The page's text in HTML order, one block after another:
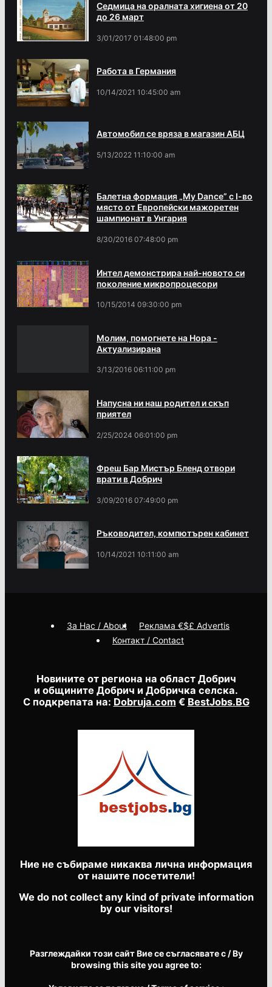
Седмица на оралната хигиена от 20
до 26 март
3/01/2017 01:48:00 pm
Работа в Германия
10/14/2021 10:45:00 am
Автомобил се вряза в магазин АБЦ
5/13/2022 11:10:00 am
Балетна формация „My Dance” с І-во
място от Европейски мажоретен
шампионат в Унгария
8/30/2016 07:48:00 pm
Интел демонстрира най-новото си
поколение микропроцесори
10/15/2014 09:30:00 pm
Молим, помогнете на Нора -
Актуализирана
3/13/2016 06:11:00 pm
Напусна ни наш родител и скъп
приятел
2/25/2024 06:01:00 pm
Фреш Бар Мистър Бленд отвори
врати в Добрич
3/09/2016 07:49:00 pm
Ръководител, компютърен кабинет
10/14/2021 10:11:00 am
Новините от региона на област Добрич
и общините Добрич и Добричка селска.
С подкрепата на: Dobruja.com € BestJobs.BG
Ние не събираме никаква лична информация
от нашите посетители!
We do not collect any kind of private information
by our visitors!
Разглеждайки този сайт Вие се съгласявате с / By
browsing this site you agree to:
За Нас / About
Реклама €$£ Advertis
Контакт / Contact